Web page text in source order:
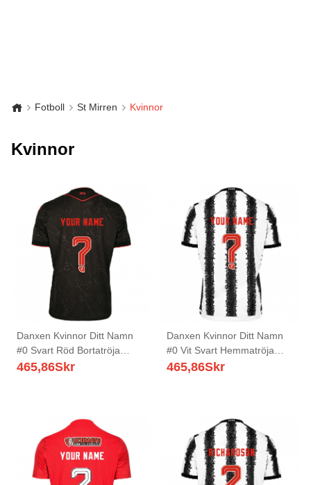
Fotboll St Mirren Kvinnor
Kvinnor
Danxen Kvinnor Ditt Namn
#0 Svart Röd Bortatröja
Matchtröjor 2025/26 Tröjor
465,86Skr
Danxen Kvinnor Ditt Namn
#0 Vit Svart Hemmatröja
Matchtröjor 2025/26 Tröjor
465,86Skr